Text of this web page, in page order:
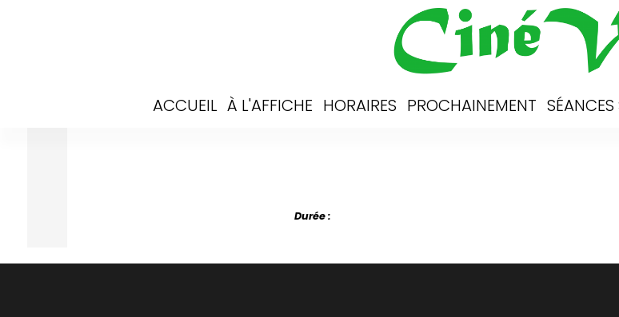
ACCUEIL À L'AFFICHE HORAIRES PROCHAINEMENT SÉANCES
Durée :